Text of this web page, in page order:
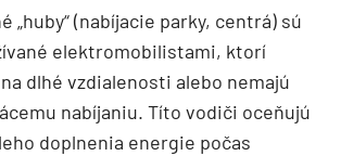
„huby“ (nabíjacie parky, centrá) sú
elektromobilistami, ktorí
dlhé vzdialenosti alebo nemajú
nabíjaniu. Títo vodiči oceňujú
doplnenia energie počas